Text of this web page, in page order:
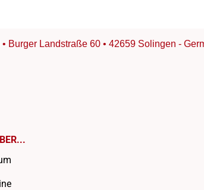
Burger Landstraße 60 • 42659 Solingen -